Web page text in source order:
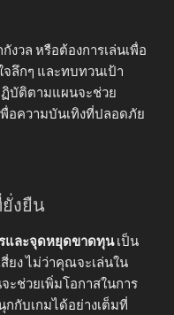
งวล หรือต้องการเล่นเพื่อ
ลึกๆ และทบทวนเป้า
ฏิบัติตามแผนจะช่วย
อความบันเทิงที่ปลอดภัย
งยืน
และจุดหยุดขาดทุนเป็น
ยง ไม่ว่าคุณจะเล่นใน
ะช่วยเพิ่มโอกาสในการ
กับเกมได้อย่างเต็มที่